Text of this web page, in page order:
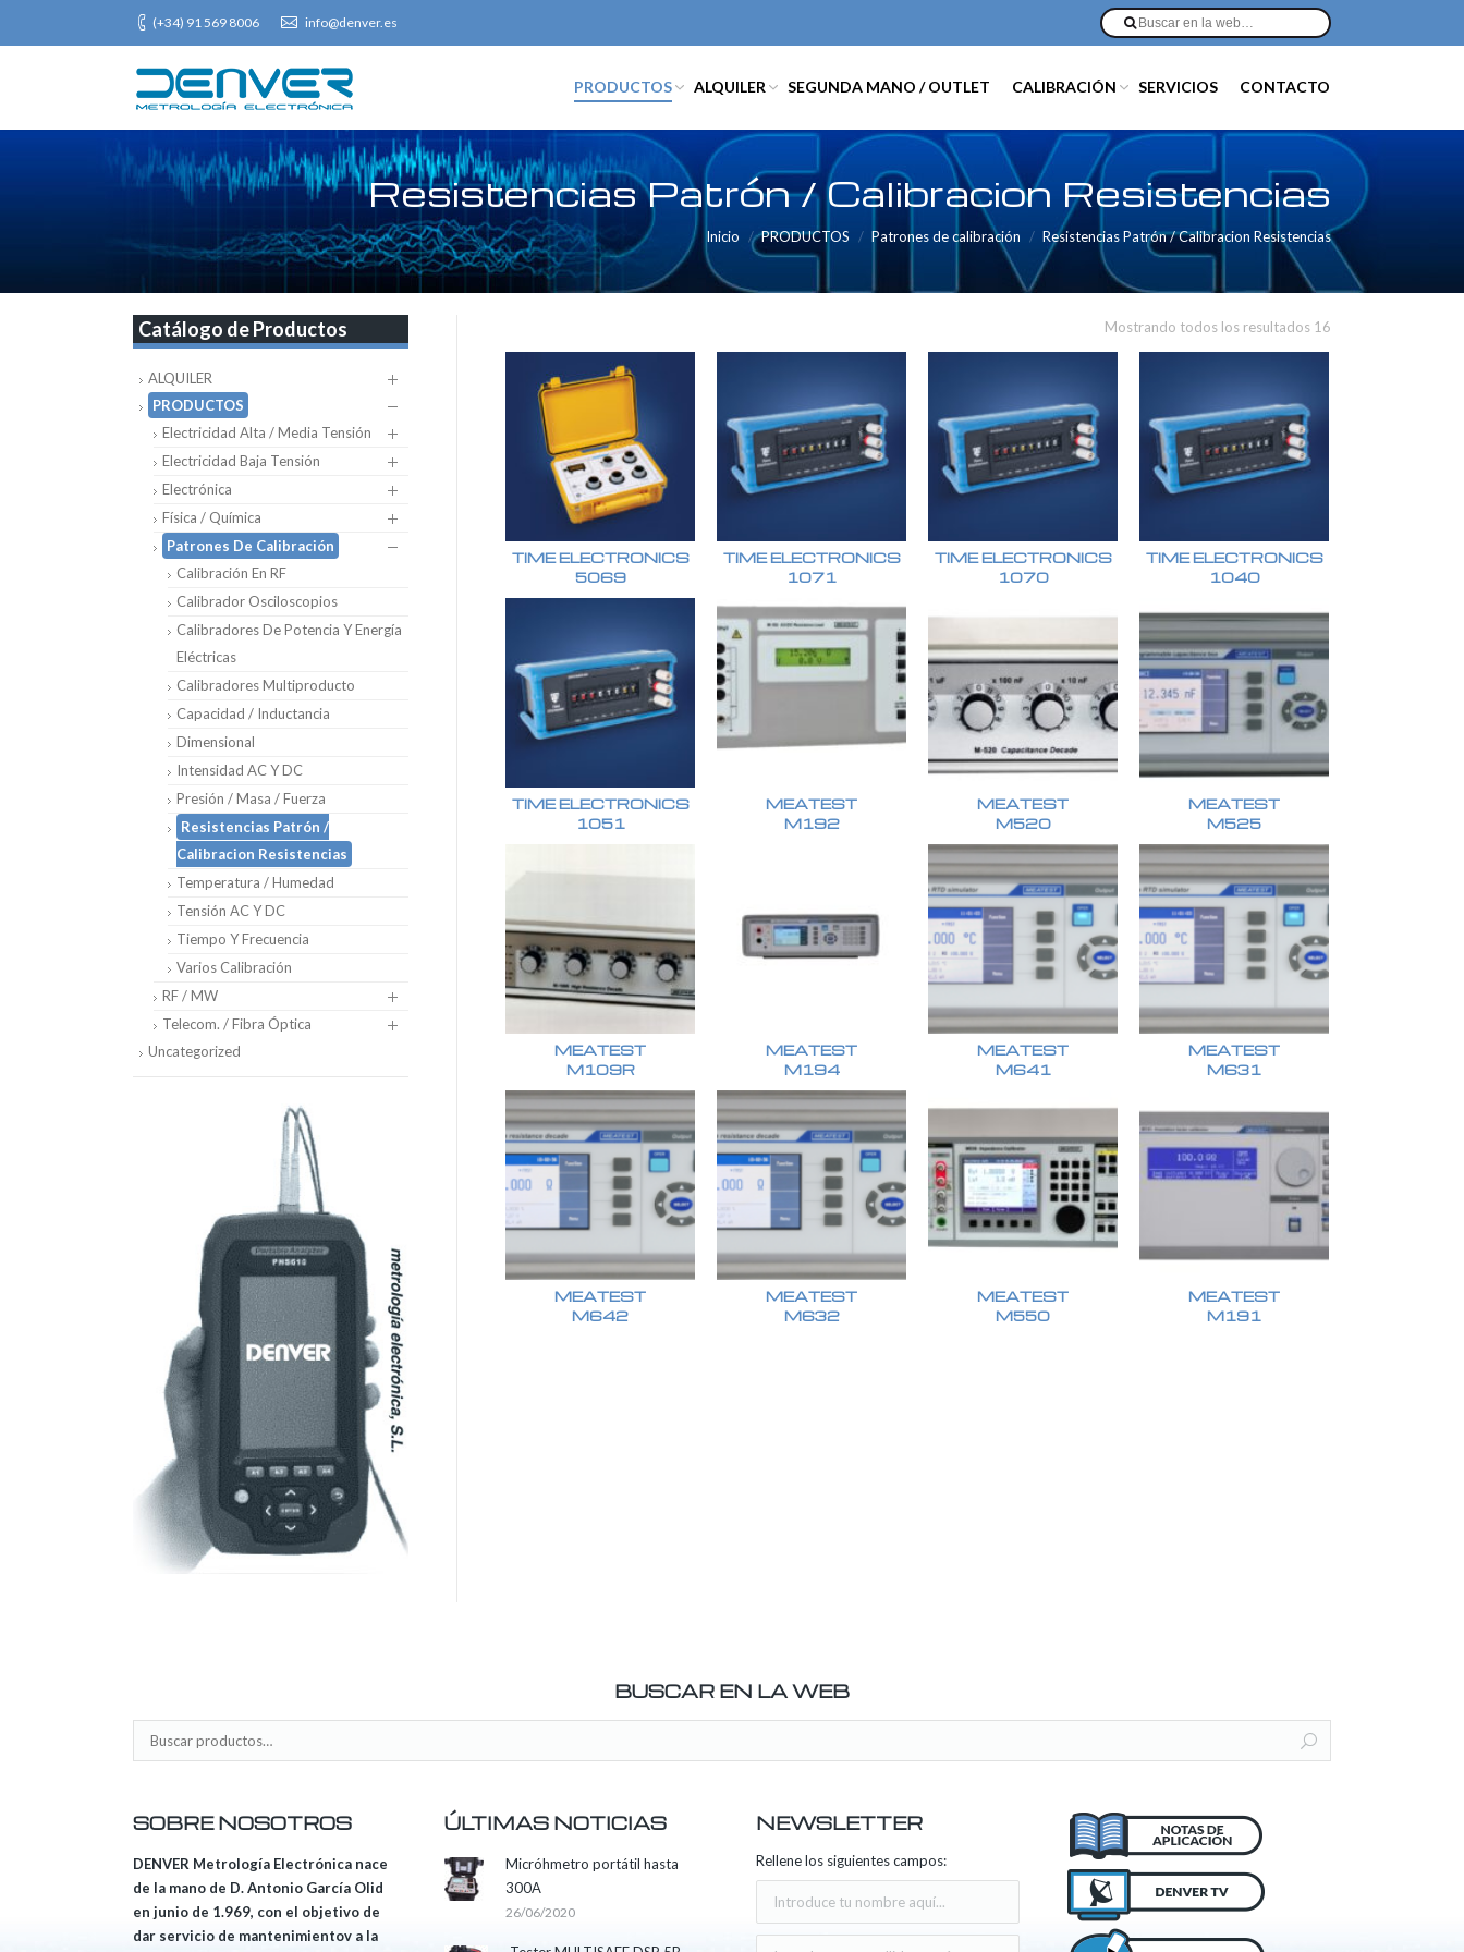
(+34) 91 569 8006 info@denver.es
PRODUCTOS ALQUILER SEGUNDA MANO / OUTLET CALIBRACIÓN SERVICIOS CONTACTO
Resistencias Patrón / Calibracion Resistencias
Inicio PRODUCTOS Patrones de calibración Resistencias Patrón / Calibracion Resistencias
Mostrando todos los resultados 16
TIME ELECTRONICS
5069
TIME ELECTRONICS
1071
TIME ELECTRONICS
1070
TIME ELECTRONICS
1040
TIME ELECTRONICS
1051
MEATEST
M192
MEATEST
M520
MEATEST
M525
MEATEST
M109R
MEATEST
M194
MEATEST
M641
MEATEST
M631
MEATEST
M642
MEATEST
M632
MEATEST
M550
MEATEST
M191
Catálogo de Productos
ALQUILER
PRODUCTOS
Electricidad Alta / Media Tensión
Electricidad Baja Tensión
Electrónica
Física / Química
Patrones De Calibración
Calibración En RF
Calibrador Osciloscopios
Calibradores De Potencia Y Energía
Eléctricas
Calibradores Multiproducto
Capacidad / Inductancia
Dimensional
Intensidad AC Y DC
Presión / Masa / Fuerza
Resistencias Patrón /
Calibracion Resistencias
Temperatura / Humedad
Tensión AC Y DC
Tiempo Y Frecuencia
Varios Calibración
RF / MW
Telecom. / Fibra Óptica
Uncategorized
BUSCAR EN LA WEB
SOBRE NOSOTROS
DENVER Metrología Electrónica nace
de la mano de D. Antonio García Olid
en junio de 1.969, con el objetivo de
dar servicio de mantenimientov a la
ÚLTIMAS NOTICIAS
Micróhmetro portátil hasta
300A
26/06/2020
NEWSLETTER
Rellene los siguientes campos: